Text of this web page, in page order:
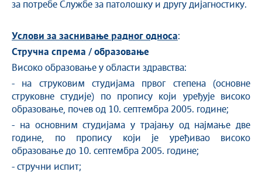
за потребе Службе за патолошку и другу дијагностику.
Услови за заснивање радног односа:
Стручна спрема / образовање
Високо образовање у области здравства:
- на струковим студијама првог степена (основне
струковне студије) по пропису који уређује високо
образовање, почев од 10. септембра 2005. године;
- на основним студијама у трајању од најмање две
године, по пропису који је уређивао високо
образовање до 10. септембра 2005. године;
- стручни испит;